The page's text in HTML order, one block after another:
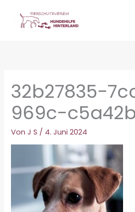
springen
32b27835-
969c-
VonJ S / 4. Juni 2024